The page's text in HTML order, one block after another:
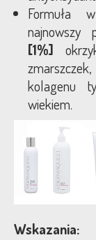
Formuła
najnowszy
[1%]
kolagenu
wiekiem.
Wskazania: